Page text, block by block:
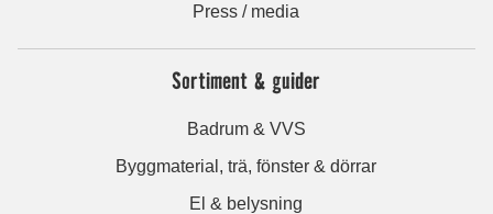
Press / media
Sortiment & guider
Badrum & VVS
Byggmaterial, trä, fönster & dörrar
El & belysning